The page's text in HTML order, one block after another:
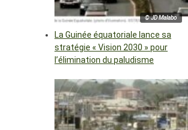
© JD Malabo
La Guinée équatoriale lance sa
stratégie « Vision 2030 » pour
l’élimination du paludisme